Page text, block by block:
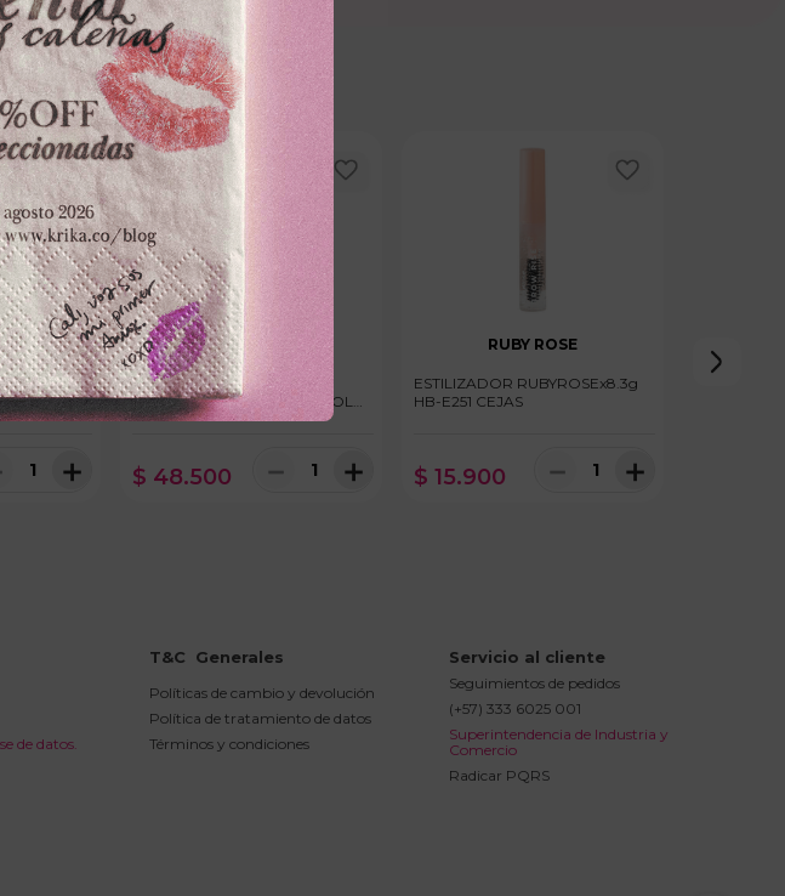
＋
ESPECTANAS
TRATAMIENTO CEJAS
ESPECTANASx11ml OLEO ROLL
ON
$ 48.500 ＋
－
RUBY ROSE
ESTILIZADOR RUBYROSEx8.3g
HB-E251 CEJAS
$ 15.900 ＋
－
de datos.
T&C  Generales
Políticas de cambio y devolución
Política de tratamiento de datos
Términos y condiciones
Servicio al cliente
Seguimientos de pedidos
(+57) 333 6025 001
Superintendencia de Industria y
Comercio
Radicar PQRS